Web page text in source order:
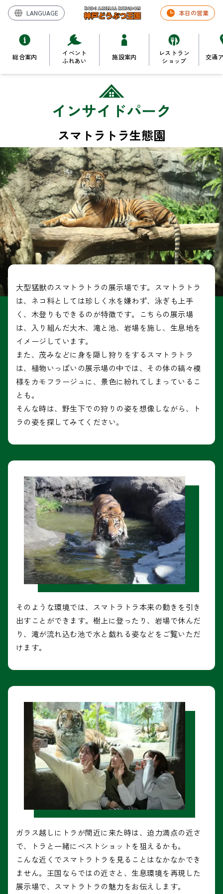
LANGUAGE 本日の営業
総合案内
イベント
ふれあい
施設案内
レストラン
ショップ
交通
インサイドパーク
スマトラトラ生態園
大型猛獣のスマトラトラの展示場です。スマトラトラ
は、ネコ科としては珍しく水を嫌わず、泳ぎも上手
く、木登りもできるのが特徴です。こちらの展示場
は、入り組んだ大木、滝と池、岩場を施し、生息地を
イメージしています。
また、茂みなどに身を隠し狩りをするスマトラトラ
は、植物いっぱいの展示場の中では、その体の縞々模
様をカモフラージュに、景色に紛れてしまっているこ
とも。
そんな時は、野生下での狩りの姿を想像しながら、ト
ラの姿を探してみてください。
そのような環境では、スマトラトラ本来の動きを引き
出すことができます。樹上に登ったり、岩場で休んだ
り、滝が流れ込む池で水と戯れる姿などをご覧いただ
けます。
ガラス越しにトラが間近に来た時は、迫力満点の近さ
で、トラと一緒にベストショットを狙えるかも。
こんな近くでスマトラトラを見ることはなかなかでき
ません。王国ならではの近さと、生息環境を再現した
展示場で、スマトラトラの魅力をお伝えします。